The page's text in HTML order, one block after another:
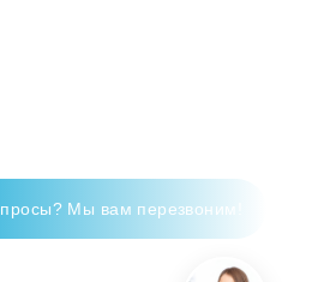
Мы вам перезвоним!